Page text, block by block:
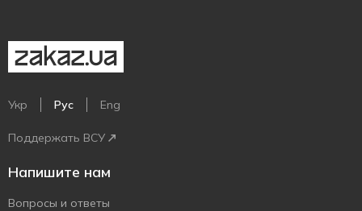
Укр Рус Eng
Поддержать ВСУ
Напишите нам
Вопросы и ответы